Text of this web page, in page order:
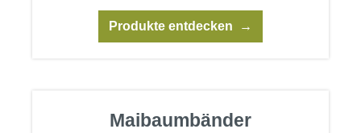
Produkte entdecken
Maibaumbänder